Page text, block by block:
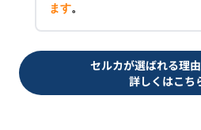
ます。
セルカが選ばれる理
詳しくはこち